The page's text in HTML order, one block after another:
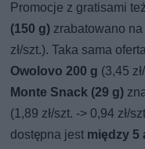
Promocje z gratisami
(150 g) zrabatowano
zł/szt.). Taka sama
Owolovo 200 g (3,45
Monte Snack (29 g)
(1,89 zł/szt. -> 0,94 zł/
dostępna jest między 5